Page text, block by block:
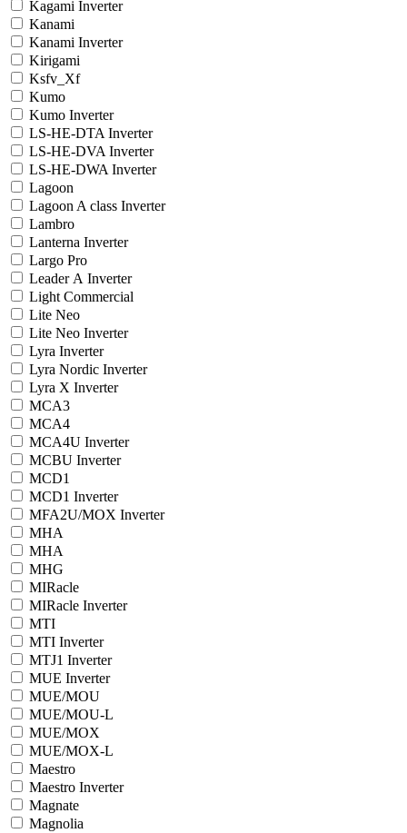
Kagami Inverter
Kanami
Kanami Inverter
Kirigami
Ksfv_Xf
Kumo
Kumo Inverter
LS-HE-DTA Inverter
LS-HE-DVA Inverter
LS-HE-DWA Inverter
Lagoon
Lagoon A class Inverter
Lambro
Lanterna Inverter
Largo Pro
Leader А Inverter
Light Commercial
Lite Neo
Lite Neo Inverter
Lyra Inverter
Lyra Nordic Inverter
Lyra X Inverter
MCA3
MCA4
MCA4U Inverter
MCBU Inverter
MCD1
MCD1 Inverter
MFA2U/MOX Inverter
MHA
MHA
MHG
MIRacle
MIRacle Inverter
MTI
MTI Inverter
MTJ1 Inverter
MUE Inverter
MUE/MOU
MUE/MOU-L
MUE/MOX
MUE/MOX-L
Maestro
Maestro Inverter
Magnate
Magnolia